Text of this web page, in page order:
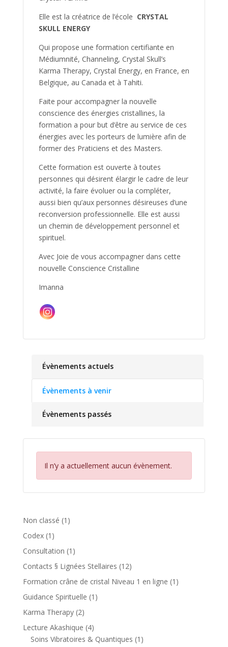
Elle est la créatrice de l’école CRYSTAL
SKULL ENERGY
Qui propose une formation certifiante en
Médiumnité, Channeling, Crystal Skull’s
Karma Therapy, Crystal Energy, en France, en
Belgique, au Canada et à Tahiti.
Faite pour accompagner la nouvelle
conscience des énergies cristallines, la
formation a pour but d’être au service de ces
énergies avec les porteurs de lumière afin de
former des Praticiens et des Masters.
Cette formation est ouverte à toutes
personnes qui désirent élargir le cadre de leur
activité, la faire évoluer ou la compléter,
aussi bien qu’aux personnes désireuses d’une
reconversion professionnelle. Elle est aussi
un chemin de développement personnel et
spirituel.
Avec Joie de vous accompagner dans cette
nouvelle Conscience Cristalline
Imanna
Évènements actuels
Évènements à venir
Évènements passés
Il n’y a actuellement aucun évènement.
Non classé 1 1
Codex 1 1
produit
Consultation 1 1
produit
Contacts § Lignées Stellaires 1212
produits
Formation crâne de cristal Niveau 1 en ligne 1 1
Guidance Spirituelle 1 1
Karma Therapy 22
produits
Lecture Akashique 44
produits
Soins Vibratoires & Quantiques 1 1